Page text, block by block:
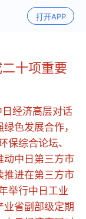
打开APP
十项重要
经济高层对话
色发展合作，
保综合论坛、
动中日第三方市
推进在第三方市
举行中日工业
省副部级定期